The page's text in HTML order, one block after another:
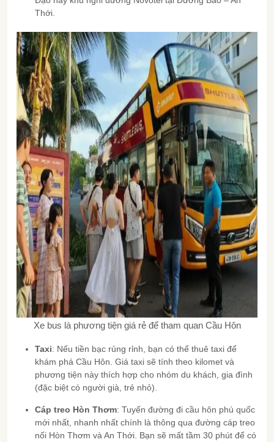
Thới.
Xe bus là phương tiện giá rẻ để tham quan Cầu Hôn
Taxi: Nếu tiền bạc rủng rỉnh, bạn có thể thuê taxi để
khám phá Cầu Hôn. Giá taxi sẽ tính theo kilomet và
phương tiện này thích hợp cho nhóm du khách, gia đình
(đặc biệt có người già, trẻ nhỏ).
Cáp treo Hòn Thơm: Tuyến đường đi cầu hôn phú quốc
mới nhất, nhanh nhất chính là thông qua đường cáp treo
nối Hòn Thơm và An Thới. Bạn sẽ mất tầm 30 phút để có